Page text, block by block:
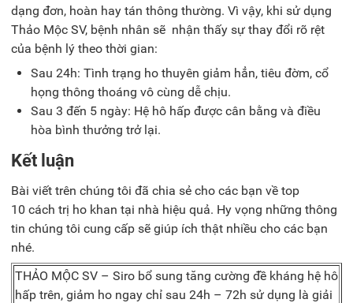
dạng đơn, hoàn hay tán thông thường. Vì vậy, khi sử dụng
Thảo Mộc SV, bệnh nhân sẽ nhận thấy sự thay đổi rõ rệt
của bệnh lý theo thời gian:
Sau 24h: Tình trạng ho thuyên giảm hẳn, tiêu đờm, cổ
họng thông thoáng vô cùng dễ chịu.
Sau 3 đến 5 ngày: Hệ hô hấp được cân bằng và điều
hòa bình thưởng trở lại.
Kết luận
Bài viết trên chúng tôi đã chia sẻ cho các bạn về top
10 cách trị ho khan tại nhà hiệu quả. Hy vọng những thông
tin chúng tôi cung cấp sẽ giúp ích thật nhiều cho các bạn
nhé.
THẢO MỘC SV – Siro bổ sung tăng cường đề kháng hệ hô
hấp trên, giảm ho ngay chỉ sau 24h – 72h sử dụng là giải